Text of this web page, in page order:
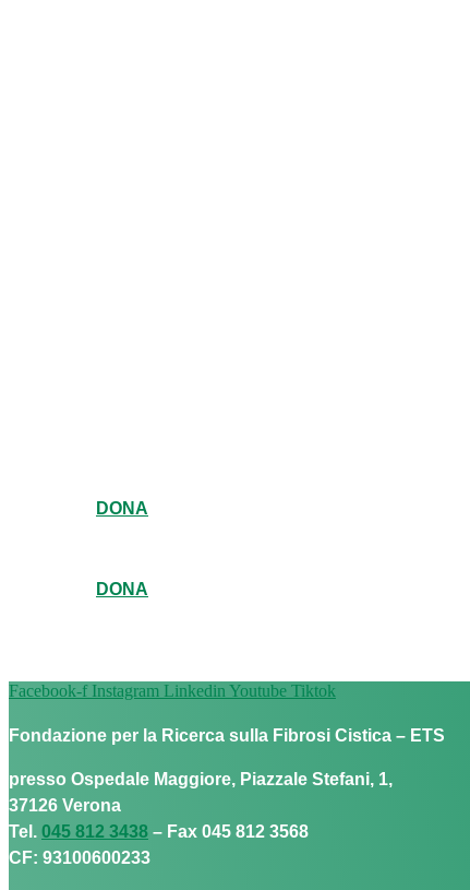
DONA
DONA
Facebook-f Instagram Linkedin Youtube Tiktok
Fondazione per la Ricerca sulla Fibrosi Cistica – ETS
presso Ospedale Maggiore, Piazzale Stefani, 1,
37126 Verona
Tel. 045 812 3438 – Fax 045 812 3568
CF: 93100600233